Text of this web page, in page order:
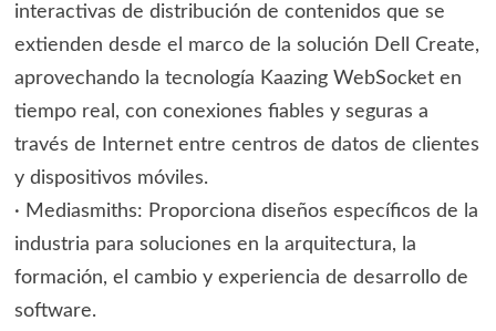
interactivas de distribución de contenidos que se
extienden desde el marco de la solución Dell Create,
aprovechando la tecnología Kaazing WebSocket en
tiempo real, con conexiones fiables y seguras a
través de Internet entre centros de datos de clientes
y dispositivos móviles.
· Mediasmiths: Proporciona diseños específicos de la
industria para soluciones en la arquitectura, la
formación, el cambio y experiencia de desarrollo de
software.